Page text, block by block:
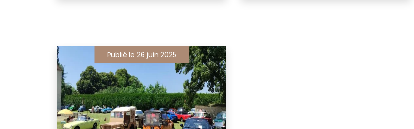
Publié le 26 juin 2025